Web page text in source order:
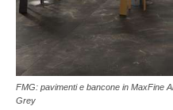
FMG: pavimenti e bancone in MaxFine
Grey